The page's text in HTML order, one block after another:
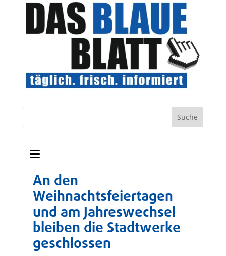
a
An den
Weihnachtsfeiertagen
und am Jahreswechsel
bleiben die Stadtwerke
geschlossen